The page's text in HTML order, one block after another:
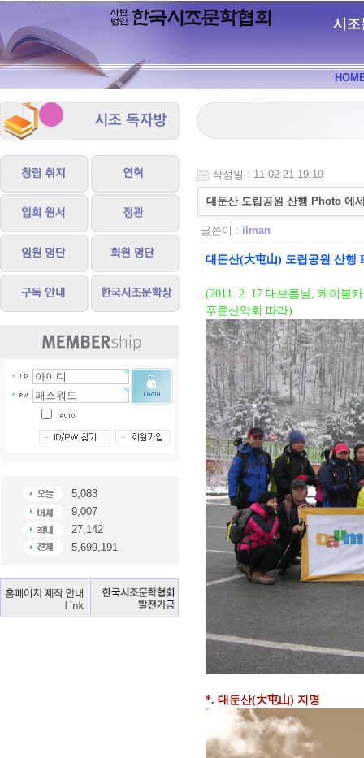
시조
5,083
9,007
27,142
5,699,191
작성일 : 11-02-21 19:19
대둔산 도립공원 산행 Photo 에
글쓴이 : ilman
대둔산(大屯山) 도립공원 산행
(2011. 2. 17 대보름날, 케이블
푸른산악회 따라)
*. 대둔산(大屯山) 지명